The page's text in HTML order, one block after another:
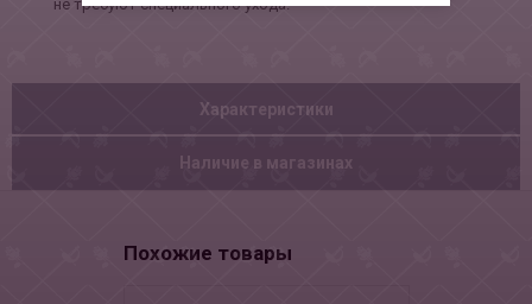
не требуют специального ухода.
Характеристики
Наличие в магазинах
Похожие товары